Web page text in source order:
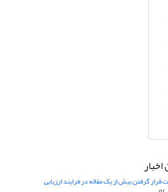
گرفتن بیش از یک مقاله در فرایند ارزیابی